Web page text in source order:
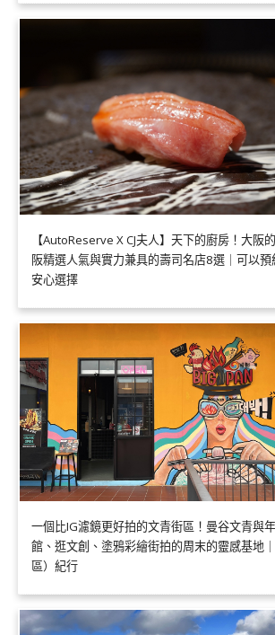
【AutoReserve X CJ夫人】天下的廚房！大阪
阪精選人氣與實力兼具的壽司名店8選｜可以
安心選擇
一個比IG濾鏡更好拍的文青街區！曼谷文青與
館、逛文創、塗鴉彩繪街拍的周末的靈感基地｜
區）紀行